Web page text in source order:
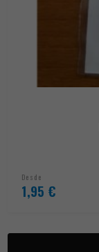
Desde
1,95 €